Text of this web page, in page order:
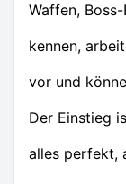
Waffen,
kennen,
vor und
Der Einstieg
alles perfekt,